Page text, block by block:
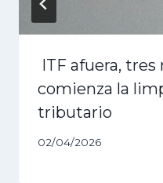
ITF afuera,
comienza la
tributario
02/04/2026